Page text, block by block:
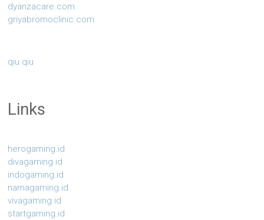
dyanzacare.com
griyabromoclinic.com
qiu qiu
Links
herogaming.id
divagaming.id
indogaming.id
namagaming.id
vivagaming.id
startgaming.id